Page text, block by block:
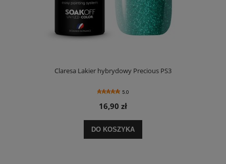
Claresa Lakier hybrydowy Precious PS3
5.0
16,90 zł
DO KOSZYKA